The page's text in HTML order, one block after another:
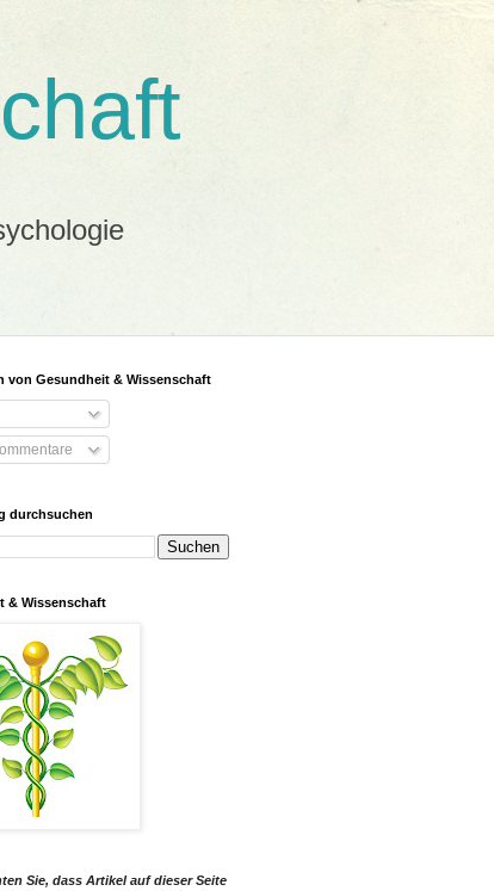
von Gesundheit & Wissenschaft
durchsuchen
& Wissenschaft
Sie, dass Artikel auf dieser Seite